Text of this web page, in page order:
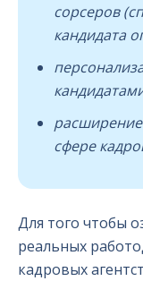
сорсеров
кандидата
сфере
Для того чтобы
реальных
кадровых